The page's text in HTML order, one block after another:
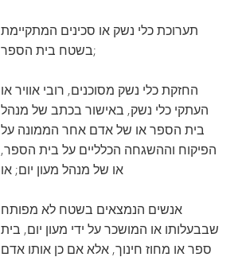
תערוכת כלי נשק או סכינים המתקיימת
בשטח בית הספר;
החזקת כלי נשק מסוכנים, רובי אוויר או
העתקי כלי נשק, באישור בכתב של מנהל
בית הספר או של אדם אחר הממונה על
הפיקוח וההשגחה הכלליים על בית הספר,
או של מנהל מעון יום; או
אנשים הנמצאים בשטח לא מפותח
שבבעלותו או המושכר על ידי מעון יום, בית
ספר או מחוז חינוך, אלא אם כן אותו אדם